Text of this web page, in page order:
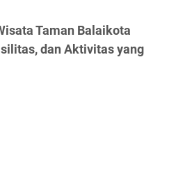
Taman Balaikota
dan Aktivitas yang